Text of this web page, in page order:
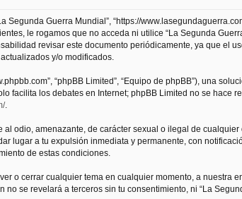
Segunda Guerra Mundial”, “https://
le rogamos que no acceda ni utilice “La Segunda
revisar este documento periódicamente, ya que el
y/o modificados.
“phpBB Limited”, “Equipo de phpBB”), una
facilita los debates en Internet; phpBB Limited no se hace
.
odio, amenazante, de carácter sexual o ilegal de
lugar a tu expulsión inmediata y permanente, con
de estas condiciones.
o cerrar cualquier tema en cualquier momento, a nuestra
se revelará a terceros sin tu consentimiento, ni “La